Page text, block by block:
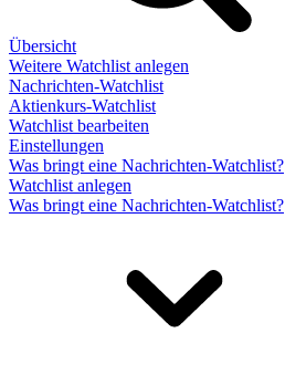
Übersicht
Weitere Watchlist anlegen
Nachrichten-Watchlist
Aktienkurs-Watchlist
Watchlist bearbeiten
Einstellungen
Was bringt eine Nachrichten-Watchlist?
Watchlist anlegen
Was bringt eine Nachrichten-Watchlist?